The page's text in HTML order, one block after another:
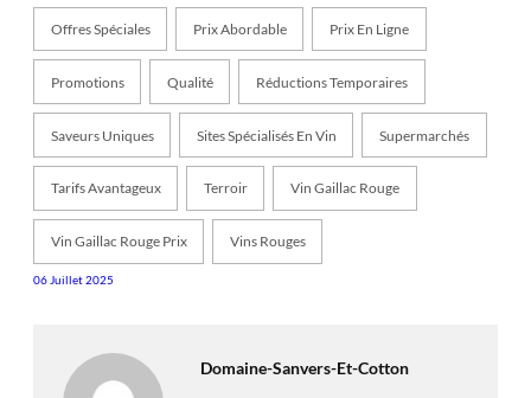
Offres Spéciales Prix Abordable Prix En Ligne
Promotions Qualité Réductions Temporaires
Saveurs Uniques Sites Spécialisés En Vin Supermarchés
Tarifs Avantageux Terroir Vin Gaillac Rouge
Vin Gaillac Rouge Prix Vins Rouges
06 Juillet 2025
Domaine-Sanvers-Et-Cotton